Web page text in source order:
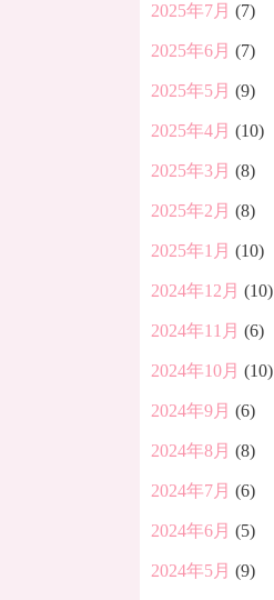
2025年7月 (7)
2025年6月 (7)
2025年5月 (9)
2025年4月 (10)
2025年3月 (8)
2025年2月 (8)
2025年1月 (10)
2024年12月 (10)
2024年11月 (6)
2024年10月 (10)
2024年9月 (6)
2024年8月 (8)
2024年7月 (6)
2024年6月 (5)
2024年5月 (9)